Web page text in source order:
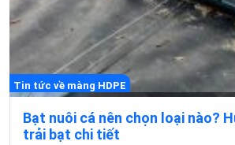
Tin tức về màng HDPE
Bạt nuôi cá nên chọn loại nào?
trải bạt chi tiết